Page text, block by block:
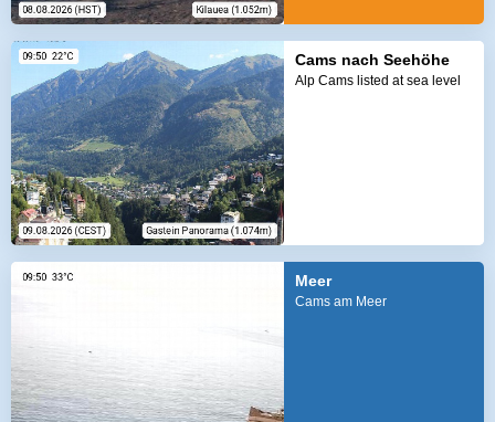
Cams nach Seehöhe
Alp Cams listed at sea level
Meer
Cams am Meer